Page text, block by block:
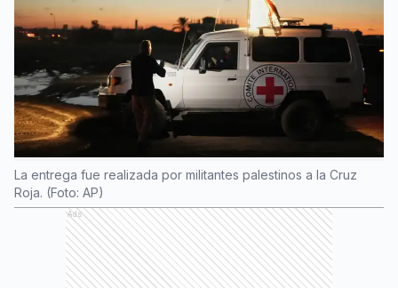
La entrega fue realizada por militantes palestinos a la Cruz
Roja. (Foto: AP)
Ads